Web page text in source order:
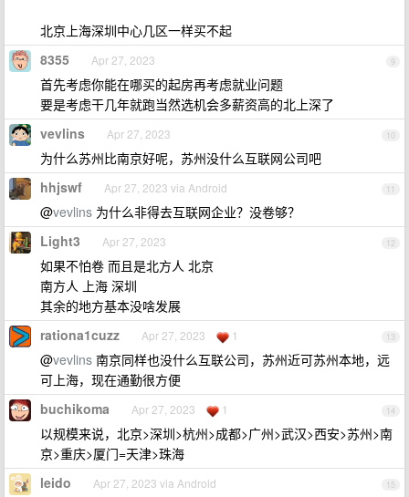
北京上海深圳中心几区一样买不起
9
8355 Apr 27, 2023
首先考虑你能在哪买的起房再考虑就业问题
要是考虑干几年就跑当然选机会多薪资高的北上深了
10
vevlins Apr 27, 2023
为什么苏州比南京好呢，苏州没什么互联网公司吧
11
hhjswf Apr 27, 2023 via Android
@vevlins 为什么非得去互联网企业？没卷够？
12
Light3 Apr 27, 2023
如果不怕卷 而且是北方人 北京
南方人 上海 深圳
其余的地方基本没啥发展
13
rationa1cuzz Apr 27, 2023 1
@vevlins 南京同样也没什么互联公司，苏州近可苏州本地，远
可上海，现在通勤很方便
14
buchikoma Apr 27, 2023 1
以规模来说，北京>深圳>杭州>成都>广州>武汉>西安>苏州>南
京>重庆>厦门=天津>珠海
15
leido Apr 27, 2023 via Android